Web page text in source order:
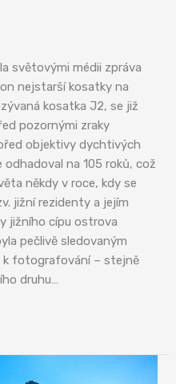
světovými médii zpráva
nejstarší kosatky na
kosatka J2, se již
pozornými zraky
objektivy dychtivých
na 105 roků, což
někdy v roce, kdy se
jižní rezidenty a jejím
jižního cípu ostrova
pečlivě sledovaným
k fotografování – stejně
druhu…